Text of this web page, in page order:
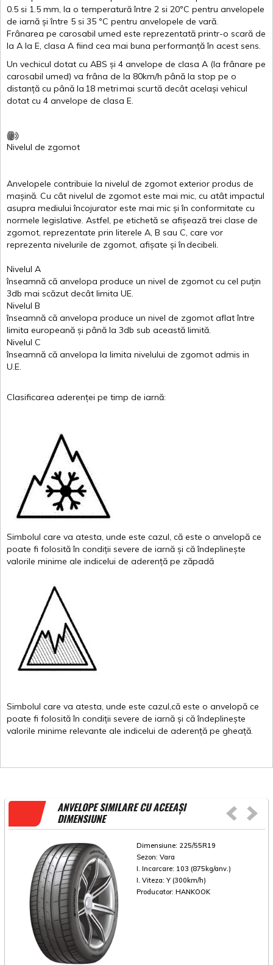
0.5 si 1.5 mm, la o temperatură între 2 si 20ºC pentru anvelopele
de iarnă și între 5 si 35 ºC pentru anvelopele de vară.
Frânarea pe carosabil umed este reprezentată printr-o scară de
la A la E, clasa A fiind cea mai buna performanță în acest sens.
Un vechicul dotat cu ABS și 4 anvelope de clasa A (la frânare pe
carosabil umed) va frâna de la 80km/h până la stop pe o
distanță cu până la 18 metrimai scurtă decât același vehicul
dotat cu 4 anvelope de clasa E.
Nivelul de zgomot
Anvelopele contribuie la nivelul de zgomot exterior produs de
mașină. Cu cât nivelul de zgomot este mai mic, cu atât impactul
asupra mediului încojurator este mai mic și în conformitate cu
normele legislative. Astfel, pe etichetă se afișează trei clase de
zgomot, reprezentate prin literele A, B sau C, care vor
reprezenta nivelurile de zgomot, afișate și îndecibeli.
Nivelul A
înseamnă că anvelopa produce un nivel de zgomot cu cel puțin
3db mai scăzut decât limita UE.
Nivelul B
înseamnă că anvelopa produce un nivel de zgomot aflat între
limita europeană și până la 3db sub această limită.
Nivelul C
înseamnă că anvelopa la limita nivelului de zgomot admis in
U.E.
Clasificarea aderenței pe timp de iarnă:
Simbolul care va atesta, unde este cazul, că este o anvelopă ce
poate fi folosită în condiții severe de iarnă și că îndeplinește
valorile minime ale indicelui de aderență pe zăpadă
Simbolul care va atesta, unde este cazul,că este o anvelopă ce
poate fi folosită în condiții severe de iarnă și că îndeplinește
valorile minime relevante ale indicelui de aderență pe gheață.
ANVELOPE SIMILARE CU ACEEAȘI
DIMENSIUNE
Dimensiune: 225/55R19
Sezon: Vara
I. Incarcare: 103 (875kg/anv.)
I. Viteza: Y (300km/h)
Producator: HANKOOK